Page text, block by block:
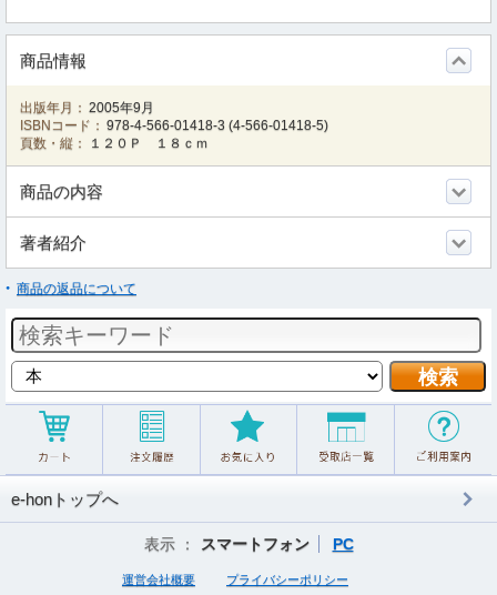
商品情報
出版年月： 2005年9月
ISBNコード： 978-4-566-01418-3 (4-566-01418-5)
頁数・縦：
１２０Ｐ １８ｃｍ
商品の内容
著者紹介
商品の返品について
e-honトップへ
表示 ： スマートフォン PC
運営会社概要 プライバシーポリシー